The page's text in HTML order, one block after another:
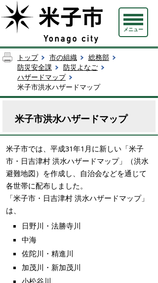
メニュー
トップ 市の組織
総務部
防災安全課
防災よなご
ハザードマップ
米子市洪水ハザードマップ
米子市洪水ハザードマップ
米子市では、平成31年1月に新しい「米子
市・日吉津村 洪水ハザードマップ」（洪水
避難地図）を作成し、自治会などを通じて
各世帯に配布しました。
「米子市・日吉津村 洪水ハザードマップ」
は、
日野川・法勝寺川
中海
佐陀川・精進川
加茂川・新加茂川
小松谷川